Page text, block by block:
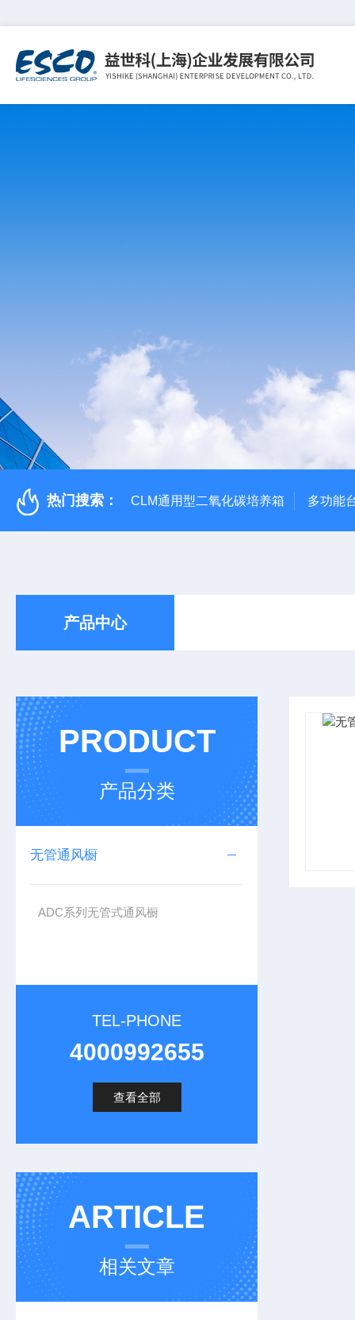
热门搜索： CLM通用型二氧化碳培养箱 多功能
产品中心
PRODUCT
产品分类
无管通风橱
ADC系列无管式通风橱
TEL-PHONE
4000992655
查看全部
ARTICLE
相关文章